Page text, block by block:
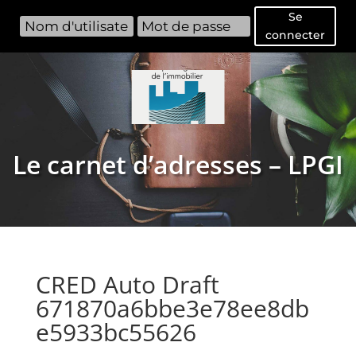
Se
connecter
Le carnet d’adresses – LPGI
CRED Auto Draft
671870a6bbe3e78ee8db
e5933bc55626